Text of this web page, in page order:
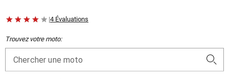
|4 Évaluations
Trouvez votre moto:
Chercher une moto